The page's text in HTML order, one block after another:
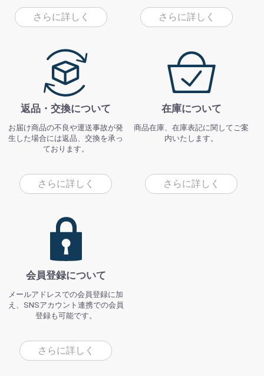
さらに詳しく さらに詳しく
返品・交換について
お届け商品の不良や運送事故が発
生した場合には返品、交換を承っ
ております。
さらに詳しく
在庫について
商品在庫、在庫表記に関してご案
内いたします。
さらに詳しく
会員登録について
メールアドレスでの会員登録に加
え、SNSアカウント連携での会員
登録も可能です。
さらに詳しく